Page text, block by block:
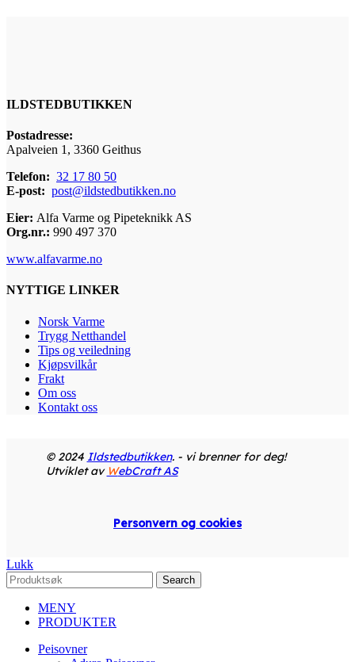
ILDSTEDBUTIKKEN
Postadresse:
Apalveien 1, 3360 Geithus
Telefon: 32 17 80 50
E-post: post@ildstedbutikken.no
Eier: Alfa Varme og Pipeteknikk AS
Org.nr.: 990 497 370
www.alfavarme.no
NYTTIGE LINKER
Norsk Varme
Trygg Netthandel
Tips og veiledning
Kjøpsvilkår
Frakt
Om oss
Kontakt oss
© 2024 Ildstedbutikken. - vi brenner for deg!
Utviklet av WebCraft AS
Personvern og cookies
Lukk
Search
MENY
PRODUKTER
Peisovner